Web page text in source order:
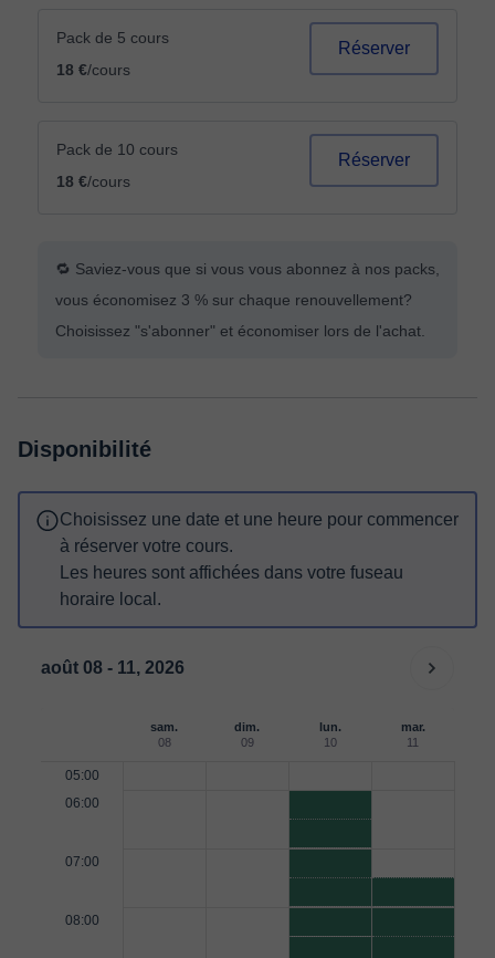
Pack de 5 cours
18 €/cours
Réserver
Pack de 10 cours
18 €/cours
Réserver
🔁 Saviez-vous que si vous vous abonnez à nos packs,
vous économisez 3 % sur chaque renouvellement?
Choisissez "s'abonner" et économiser lors de l'achat.
Disponibilité
Choisissez une date et une heure pour commencer
à réserver votre cours.
Les heures sont affichées dans votre fuseau
horaire local.
août 08 - 11, 2026
sam.
08
dim.
09
lun.
10
mar.
11
05:00
06:00
07:00
08:00